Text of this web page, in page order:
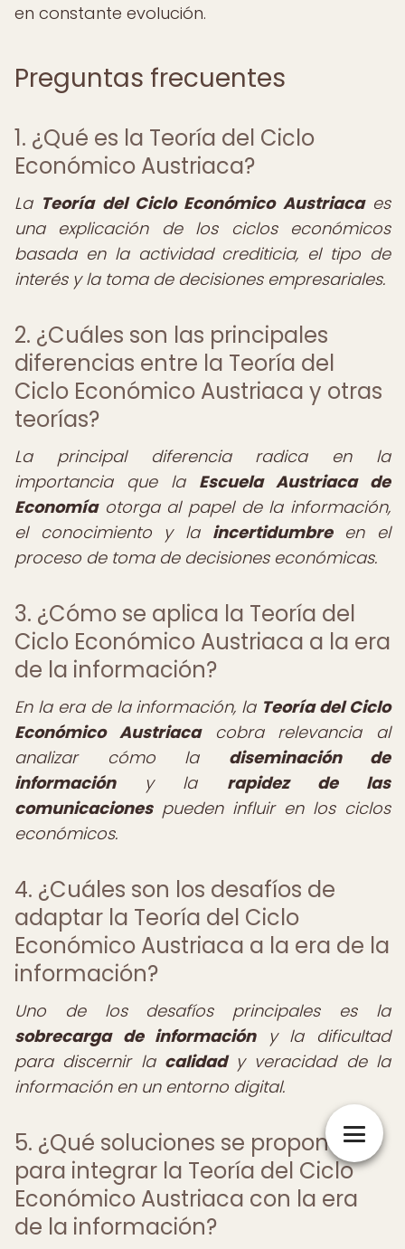
en constante evolución.
Preguntas frecuentes
1. ¿Qué es la Teoría del Ciclo
Económico Austriaca?
La Teoría del Ciclo Económico Austriacaes
una explicación de los ciclos económicos
basada en la actividad crediticia, el tipo de
interés y la toma de decisiones empresariales.
2. ¿Cuáles son las principales
diferencias entre la Teoría del
Ciclo Económico Austriaca y otras
teorías?
La principal diferencia radica en la
importancia que la Escuela Austriaca de
Economíaotorga al papel de la información,
el conocimiento y la incertidumbreen el
proceso de toma de decisiones económicas.
3. ¿Cómo se aplica la Teoría del
Ciclo Económico Austriaca a la era
de la información?
En la era de la información, la Teoría del Ciclo
Económico Austriacacobra relevancia al
analizar cómo la diseminación de
informacióny la rapidez de las
comunicacionespueden influir en los ciclos
económicos.
4. ¿Cuáles son los desafíos de
adaptar la Teoría del Ciclo
Económico Austriaca a la era de la
información?
Uno de los desafíos principales es la
sobrecarga de informacióny la dificultad
para discernir la calidady veracidad de la
información en un entorno digital.
5. ¿Qué soluciones se proponen
para integrar la Teoría del Ciclo
Económico Austriaca con la era
de la información?